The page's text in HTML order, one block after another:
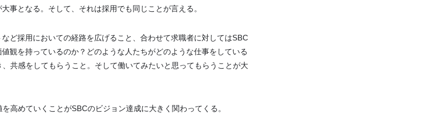
事となる。そして、それは採用でも同じことが言える。
ど採用においての経路を広げること、合わせて求職者に対してはSBC
観を持っているのか？どのような人たちがどのような仕事をしている
共感をしてもらうこと。そして働いてみたいと思ってもらうことが大
高めていくことがSBCのビジョン達成に大きく関わってくる。